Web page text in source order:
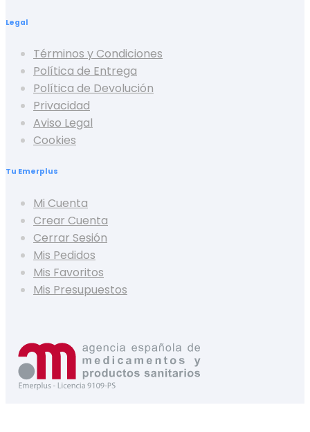
Legal
Términos y Condiciones
Política de Entrega
Política de Devolución
Privacidad
Aviso Legal
Cookies
Tu Emerplus
Mi Cuenta
Crear Cuenta
Cerrar Sesión
Mis Pedidos
Mis Favoritos
Mis Presupuestos